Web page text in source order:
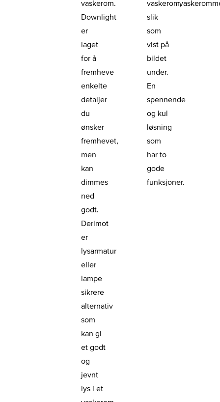
vaskerom.
Downlight
er
laget
for å
fremheve
enkelte
detaljer
du
ønsker
fremhevet,
men
kan
dimmes
ned
godt.
Derimot
er
lysarmatur
eller
lampe
sikrere
alternativ
som
kan gi
et godt
og
jevnt
lys i et
vaskerom,
slik
som
vist på
bildet
under.
En
spennende
og kul
løsning
som
har to
gode
funksjoner.